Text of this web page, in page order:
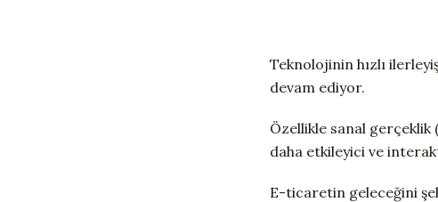
Teknolojinin hızlı
devam ediyor.
Özellikle sanal gerçeklik
daha etkileyici ve
E-ticaretin geleceğini